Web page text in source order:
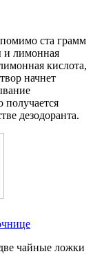
ста грамм
и лимонная
кислота,
начнет
получается
дезодоранта.
чайные ложки